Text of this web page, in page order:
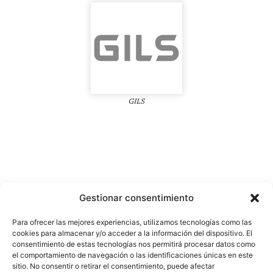
Gestionar consentimiento
Para ofrecer las mejores experiencias, utilizamos tecnologías como las
cookies para almacenar y/o acceder a la información del dispositivo. El
consentimiento de estas tecnologías nos permitirá procesar datos como
el comportamiento de navegación o las identificaciones únicas en este
sitio. No consentir o retirar el consentimiento, puede afectar
GILS
C/ Obispo Rocamora, 20 - 7B
Orihuela - 03300